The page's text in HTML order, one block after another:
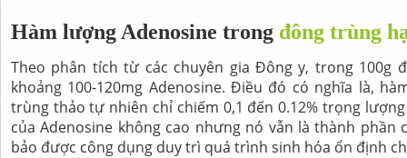
Hàm lượng Adenosine trong đông trùng
Theo phân tích từ các chuyên gia Đông y, trong 100g
khoảng 100-120mg Adenosine. Điều đó có nghĩa là,
trùng thảo tự nhiên chỉ chiếm 0,1 đến 0.12% trọng
của Adenosine không cao nhưng nó vẫn là thành
bảo được công dụng duy trì quá trình sinh hóa ổn định